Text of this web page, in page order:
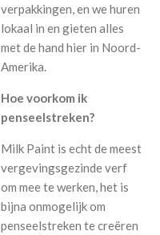
verpakkingen, en we huren
lokaal in en gieten alles
met de hand hier in Noord-
Amerika.
Hoe voorkom ik
penseelstreken?
Milk Paint is echt de meest
vergevingsgezinde verf
om mee te werken, het is
bijna onmogelijk om
penseelstreken te creëren